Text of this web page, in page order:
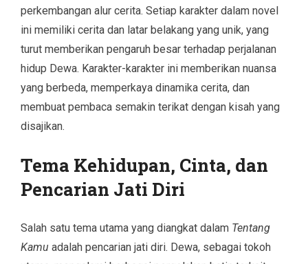
perkembangan alur cerita. Setiap karakter dalam novel
ini memiliki cerita dan latar belakang yang unik, yang
turut memberikan pengaruh besar terhadap perjalanan
hidup Dewa. Karakter-karakter ini memberikan nuansa
yang berbeda, memperkaya dinamika cerita, dan
membuat pembaca semakin terikat dengan kisah yang
disajikan.
Tema Kehidupan, Cinta, dan
Pencarian Jati Diri
Salah satu tema utama yang diangkat dalam Tentang
Kamu adalah pencarian jati diri. Dewa, sebagai tokoh